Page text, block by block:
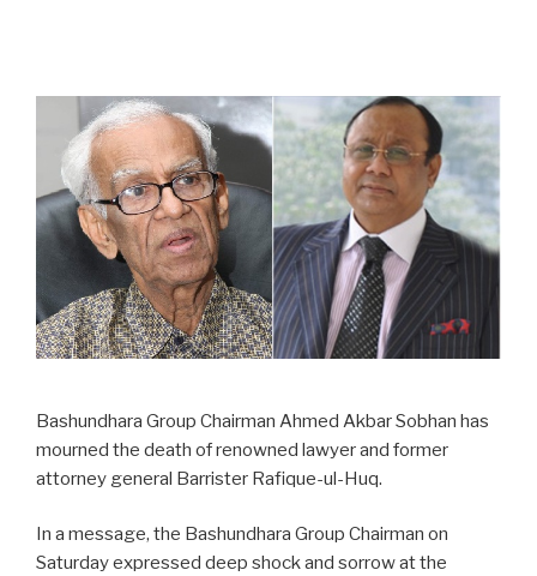
Bashundhara Group Chairman Ahmed Akbar Sobhan has
mourned the death of renowned lawyer and former
attorney general Barrister Rafique-ul-Huq.
In a message, the Bashundhara Group Chairman on
Saturday expressed deep shock and sorrow at the